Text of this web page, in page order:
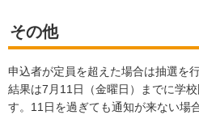
その他
申込者が定員を超えた場合は抽選を行
結果は7月11日（金曜日）までに学
す。11日を過ぎても通知が来ない場